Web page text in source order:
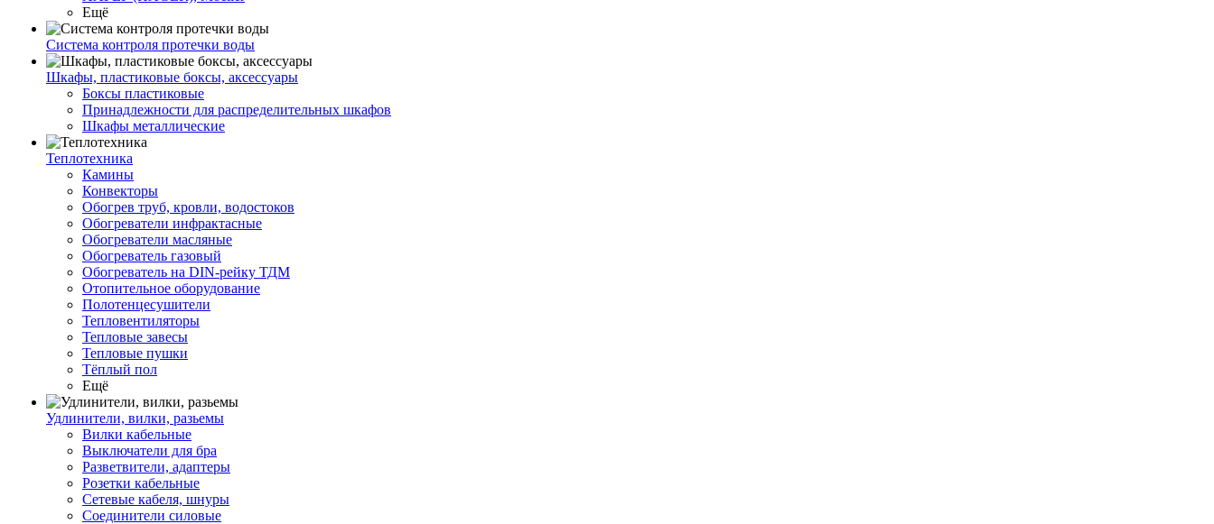
Ещё
Система контроля протечки воды
Шкафы, пластиковые боксы, аксессуары
Боксы пластиковые
Принадлежности для распределительных шкафов
Шкафы металлические
Теплотехника
Камины
Конвекторы
Обогрев труб, кровли, водостоков
Обогреватели инфрактасные
Обогреватели масляные
Обогреватель газовый
Обогреватель на DIN-рейку ТДМ
Отопительное оборудование
Полотенцесушители
Тепловентиляторы
Тепловые завесы
Тепловые пушки
Тёплый пол
Ещё
Удлинители, вилки, разьемы
Вилки кабельные
Выключатели для бра
Разветвители, адаптеры
Розетки кабельные
Сетевые кабеля, шнуры
Соединители силовые